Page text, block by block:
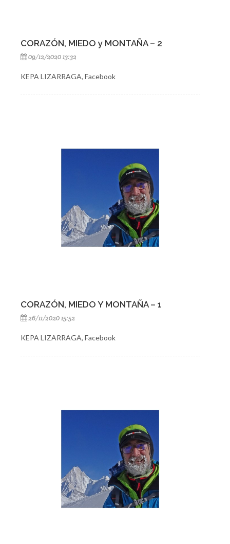
CORAZÓN, MIEDO y MONTAÑA – 2
09/12/2020 13:32
KEPA LIZARRAGA, Facebook
CORAZÓN, MIEDO Y MONTAÑA – 1
26/11/2020 15:52
KEPA LIZARRAGA, Facebook